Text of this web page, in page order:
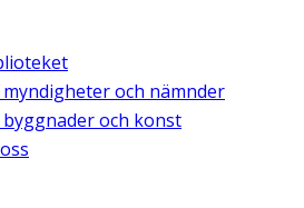
myndigheter och nämnder
byggnader och konst